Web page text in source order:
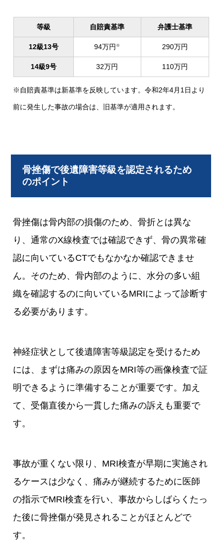
等級 自賠責基準 弁護士基準
12級13号 94万円 ※ 290万円
14級9号 32万円 110万円
※自賠責基準は新基準を反映しています。令和2年4月1日より
前に発生した事故の場合は、旧基準が適用されます。
骨挫傷で後遺障害等級を認定されるため
のポイント
骨挫傷は骨内部の損傷のため、骨折とは異な
り、通常のX線検査では確認できず、骨の異常確
認に向いているCTでもなかなか確認できませ
ん。そのため、骨内部のように、水分の多い組
織を確認するのに向いているMRIによって診断す
る必要があります。
神経症状として後遺障害等級認定を受けるため
には、まずは痛みの原因をMRI等の画像検査で証
明できるように準備することが重要です。加え
て、受傷直後から一貫した痛みの訴えも重要で
す。
事故が重くない限り、MRI検査が早期に実施され
るケースは少なく、痛みが継続するために医師
の指示でMRI検査を行い、事故からしばらくたっ
た後に骨挫傷が発見されることがほとんどで
す。